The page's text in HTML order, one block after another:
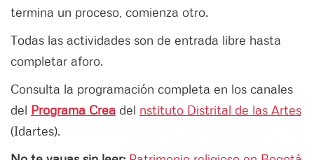
termina un proceso, comienza otro.
Todas las actividades son de entrada libre hasta
completar aforo.
Consulta la programación completa en los canales
del Programa Crea del nstituto Distrital de las Artes
(Idartes).